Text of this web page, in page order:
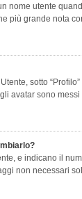
nome utente
più grande nota
sotto
avatar sono
e indicano il
non necessari